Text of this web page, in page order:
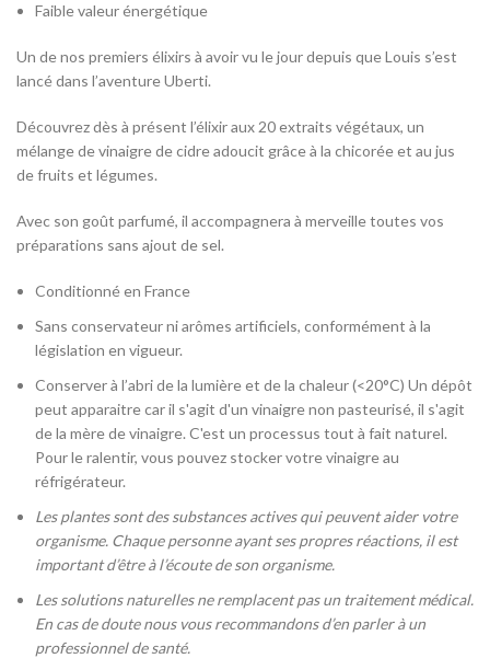
Faible valeur énergétique
Un de nos premiers élixirs à avoir vu le jour depuis que Louis s’est
lancé dans l’aventure Uberti.
Découvrez dès à présent l’élixir aux 20 extraits végétaux, un
mélange de vinaigre de cidre adoucit grâce à la chicorée et au jus
de fruits et légumes.
Avec son goût parfumé, il accompagnera à merveille toutes vos
préparations sans ajout de sel.
Conditionné en France
Sans conservateur ni arômes artificiels, conformément à la
législation en vigueur.
Conserver à l’abri de la lumière et de la chaleur (<20°C) Un dépôt
peut apparaitre car il s'agit d'un vinaigre non pasteurisé, il s'agit
de la mère de vinaigre. C'est un processus tout à fait naturel.
Pour le ralentir, vous pouvez stocker votre vinaigre au
réfrigérateur.
Les plantes sont des substances actives qui peuvent aider votre
organisme. Chaque personne ayant ses propres réactions, il est
important d’être à l’écoute de son organisme.
Les solutions naturelles ne remplacent pas un traitement médical.
En cas de doute nous vous recommandons d’en parler à un
professionnel de santé.